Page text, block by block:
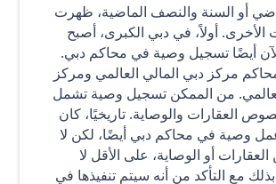
أو السنة والنصف الماضية، ظهرت
الأخرى. أولاً، في دبي الكبرى، أصبح
أيضًا تسجيل وصية في محاكم دبي.
مركز دبي المالي العالمي ومركز
من الممكن تسجيل وصية تشمل
العقارات والوصاية. تاريخيًا، كان
وصية في محاكم دبي أيضًا، لكن لا
أو الوصاية، على الأقل لا
مع التأكد من أنه سيتم تنفيذها في